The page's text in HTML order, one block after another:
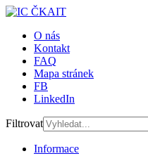
O nás
Kontakt
FAQ
Mapa stránek
FB
LinkedIn
Filtrovat
Informace